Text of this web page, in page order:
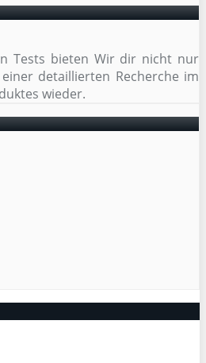
Tests bieten Wir dir nicht nur
detaillierten Recherche im
wieder.